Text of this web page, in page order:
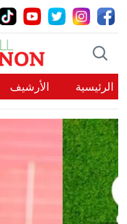
الرئيسية الأرشيف